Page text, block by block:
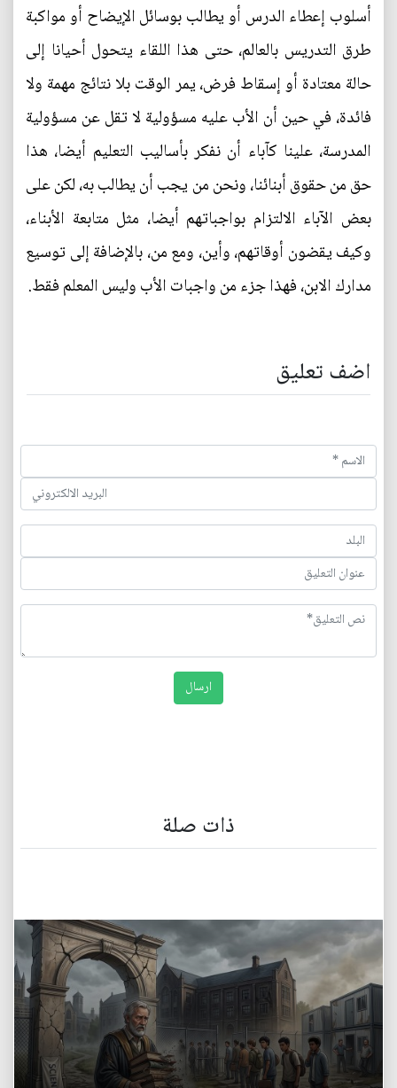
أسلوب إعطاء الدرس أو يطالب بوسائل الإيضاح أو مواكبة
طرق التدريس بالعالم، حتى هذا اللقاء يتحول أحيانا إلى
حالة معتادة أو إسقاط فرض، يمر الوقت بلا نتائج مهمة ولا
فائدة، في حين أن الأب عليه مسؤولية لا تقل عن مسؤولية
المدرسة، علينا كآباء أن نفكر بأساليب التعليم أيضا، هذا
حق من حقوق أبنائنا، ونحن من يجب أن يطالب به، لكن على
بعض الآباء الالتزام بواجباتهم أيضا، مثل متابعة الأبناء،
وكيف يقضون أوقاتهم، وأين، ومع من، بالإضافة إلى توسيع
مدارك الابن، فهذا جزء من واجبات الأب وليس المعلم فقط.
اضف تعليق
ذات صلة